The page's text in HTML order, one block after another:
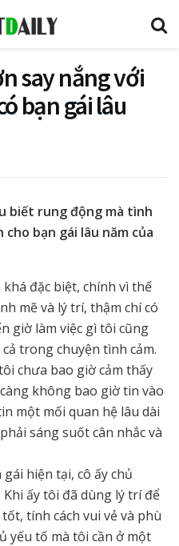
say nắng với
bạn gái lâu
biết rung động mà tình
cho bạn gái lâu năm của
đặc biệt, chính vì thế
mẽ và lý trí, thậm chí có
giờ làm việc gì tôi cũng
trong chuyện tình cảm.
chưa bao giờ cảm thấy
không bao giờ tin vào
một mối quan hệ lâu dài
sáng suốt cân nhắc và
hiện tại, cô ấy chủ
ấy tôi đã dùng lý trí để
tính cách vui vẻ và phù
yếu tố mà tôi cần ở một